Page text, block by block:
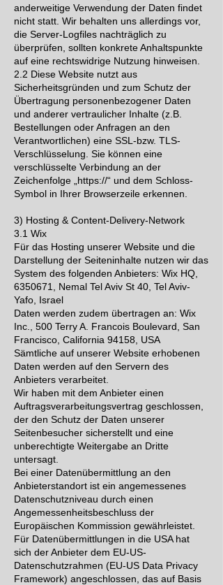
anderweitige Verwendung der Daten findet
nicht statt. Wir behalten uns allerdings vor,
die Server-Logfiles nachträglich zu
überprüfen, sollten konkrete Anhaltspunkte
auf eine rechtswidrige Nutzung hinweisen.
2.2 Diese Website nutzt aus
Sicherheitsgründen und zum Schutz der
Übertragung personenbezogener Daten
und anderer vertraulicher Inhalte (z.B.
Bestellungen oder Anfragen an den
Verantwortlichen) eine SSL-bzw. TLS-
Verschlüsselung. Sie können eine
verschlüsselte Verbindung an der
Zeichenfolge „https://“ und dem Schloss-
Symbol in Ihrer Browserzeile erkennen.
3) Hosting & Content-Delivery-Network
3.1 Wix
Für das Hosting unserer Website und die
Darstellung der Seiteninhalte nutzen wir das
System des folgenden Anbieters: Wix HQ,
6350671, Nemal Tel Aviv St 40, Tel Aviv-
Yafo, Israel
Daten werden zudem übertragen an: Wix
Inc., 500 Terry A. Francois Boulevard, San
Francisco, California 94158, USA
Sämtliche auf unserer Website erhobenen
Daten werden auf den Servern des
Anbieters verarbeitet.
Wir haben mit dem Anbieter einen
Auftragsverarbeitungsvertrag geschlossen,
der den Schutz der Daten unserer
Seitenbesucher sicherstellt und eine
unberechtigte Weitergabe an Dritte
untersagt.
Bei einer Datenübermittlung an den
Anbieterstandort ist ein angemessenes
Datenschutzniveau durch einen
Angemessenheitsbeschluss der
Europäischen Kommission gewährleistet.
Für Datenübermittlungen in die USA hat
sich der Anbieter dem EU-US-
Datenschutzrahmen (EU-US Data Privacy
Framework) angeschlossen, das auf Basis